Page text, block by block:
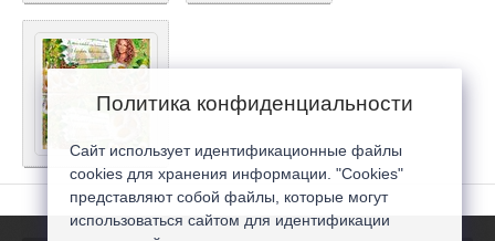
Политика конфиденциальности
Сайт использует идентификационные файлы
cookies для хранения информации. "Cookies"
представляют собой файлы, которые могут
использоваться сайтом для идентификации